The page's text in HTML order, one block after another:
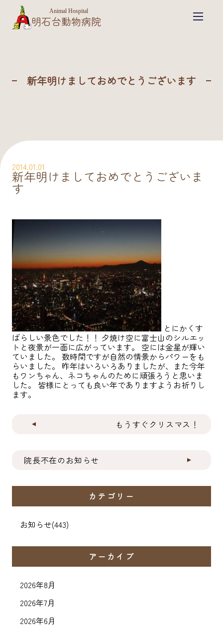
Animal Hospital
明石台動物病院
新年明けましておめでとうございます
2014.01.01
新年明けましておめでとうございま
す
とにかくす
ばらしい景色でした！！ 夕焼け空に富士山のシルエッ
トと夜景が一面に広がっています。 空には金星が輝い
ていました。 数時間ですが自然の情景からパワーをも
らいました。 昨年はいろいろありましたが、また今年
もワンちゃん、ネコちゃんのために頑張ろうと思いま
した。 皆様にとっても良い年でありますようお祈りし
ます。
もうすぐクリスマス！
院長不在のお知らせ
カテゴリー
お知らせ(443)
アーカイブ
2026年8月
2026年7月
2026年6月